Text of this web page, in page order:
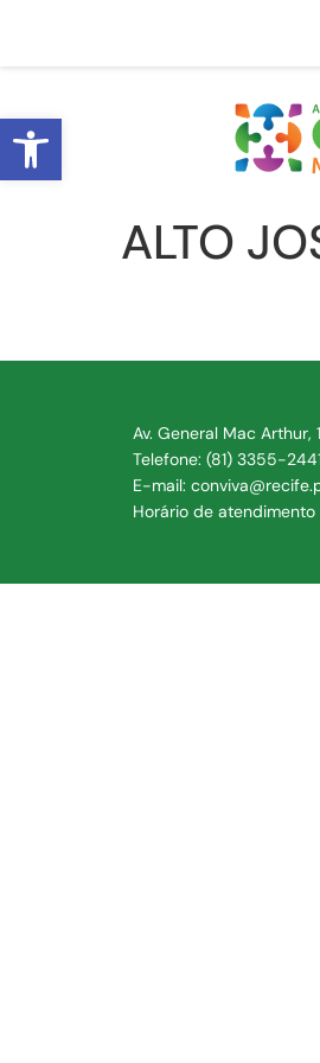
Abrir a barra de ferramentas
ALTO
Av. General Mac
Telefone: (81) 3355-
E-mail:
Horário de